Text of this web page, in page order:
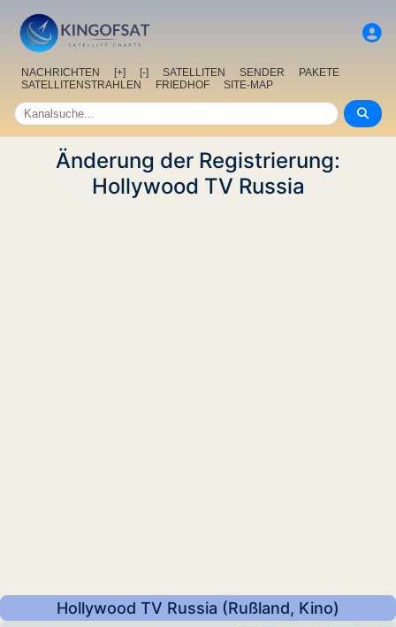
NACHRICHTEN [+] [-] SATELLITEN SENDER
PAKETE
SATELLITENSTRAHLEN
FRIEDHOF SITE-MAP
Änderung der Registrierung:
Hollywood TV Russia
Hollywood TV Russia (Rußland, Kino)